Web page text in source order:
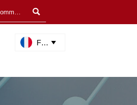

Français 